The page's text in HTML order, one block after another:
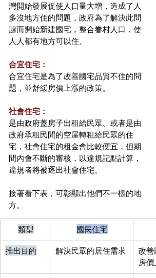
灣開始發展促使人口量大增，造成了人
多沒地方住的問題，政府為了解決此問
題而開始新建國宅，整合眷村人口，使
人人都有地方可以住。
合宜住宅：
合宜住宅是為了改善國宅品質不佳的問
題，並舒緩房價上漲的政策。
社會住宅：
是由政府蓋房子出租給民眾、或者是由
政府承租民間的空屋轉租給民眾的住
宅，社會住宅的租金會比較便宜，但期
間內會不斷的審核，以違規記點計算，
違規者將被逐出社會住宅。
接著看下表，可彰顯出他們不一樣的地
方。
類型 國民住宅
推出目的 解決民眾的居住需求
改善
房價